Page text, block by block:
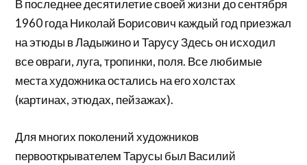
В последнее десятилетие своей жизни до сентября
1960 года Николай Борисович каждый год приезжал
на этюды в Ладыжино и Тарусу Здесь он исходил
все овраги, луга, тропинки, поля. Все любимые
места художника остались на его холстах
(картинах, этюдах, пейзажах).
Для многих поколений художников
первооткрывателем Тарусы был Василий